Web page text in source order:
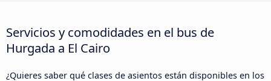
Servicios y comodidades en el bus de
Hurgada a El Cairo
¿Quieres saber qué clases de asientos están disponibles en los